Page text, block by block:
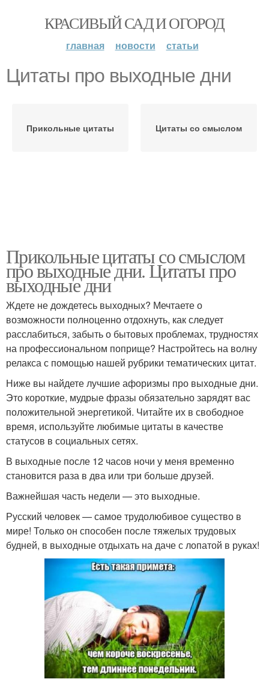
КРАСИВЫЙ САД И ОГОРОД
главная новости статьи
Цитаты про выходные дни
Прикольные цитаты Цитаты со смыслом
Прикольные цитаты со смыслом
про выходные дни. Цитаты про
выходные дни
Ждете не дождетесь выходных? Мечтаете о
возможности полноценно отдохнуть, как следует
расслабиться, забыть о бытовых проблемах, трудностях
на профессиональном поприще? Настройтесь на волну
релакса с помощью нашей рубрики тематических цитат.
Ниже вы найдете лучшие афоризмы про выходные дни.
Это короткие, мудрые фразы обязательно зарядят вас
положительной энергетикой. Читайте их в свободное
время, используйте любимые цитаты в качестве
статусов в социальных сетях.
В выходные после 12 часов ночи у меня временно
становится раза в два или три больше друзей.
Важнейшая часть недели — это выходные.
Русский человек — самое трудолюбивое существо в
мире! Только он способен после тяжелых трудовых
будней, в выходные отдыхать на даче с лопатой в руках!